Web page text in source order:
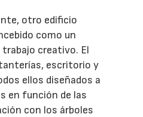
otro edificio
como un
creativo. El
escritorio y
ellos diseñados a
en función de las
con los árboles